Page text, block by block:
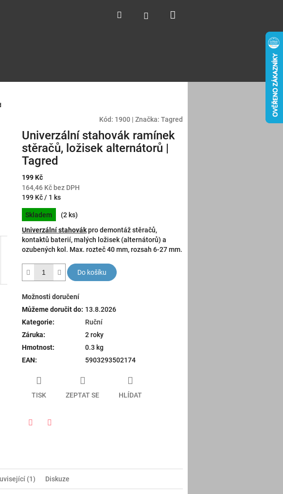
Hledat Přihlášení
Kód: 1900 | Značka: Tagred
Univerzální stahovák ramínek
stěračů, ložisek alternátorů |
Tagred
199 Kč
164,46 Kč bez DPH
Měrná
cena:
199 Kč / 1 ks
Skladem
(2 ks)
Univerzální stahovákpro demontáž stěračů,
kontaktů baterií, malých ložisek (alternátorů) a
ozubených kol. Max. rozteč 40 mm, rozsah 6-27 mm.
Do košíku
Možnosti doručení
Můžeme doručit do: 13.8.2026
Kategorie:
Ruční
Záruka:
2 roky
Hmotnost:
0.3 kg
EAN: 5903293502174
TISK ZEPTAT SE HLÍDAT
(1) Diskuze